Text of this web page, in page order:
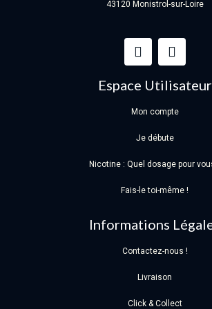
43120 Monistrol-sur-Loire
Espace Utilisateur
Mon compte
Je débute
Nicotine : Quel dosage pour
Fais-le toi-même !
Informations
Contactez-nous !
Livraison
Click & Collect